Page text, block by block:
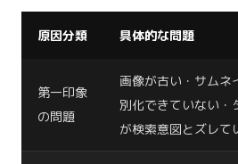
原因分類 具体的な問題
第一印象
の問題
画像が古い・サムネ
別化できていない・
が検索意図とズレて